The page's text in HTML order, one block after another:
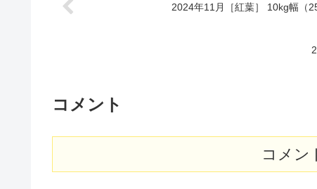
2024年11月［紅葉］ 10kg幅（
コメント
コメン